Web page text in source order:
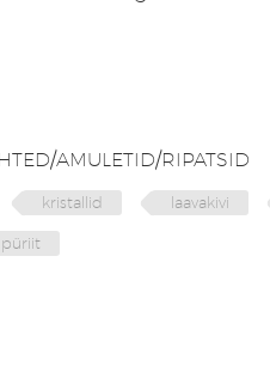
AMULETID/RIPATSID
kristallid laavakivi
püriit